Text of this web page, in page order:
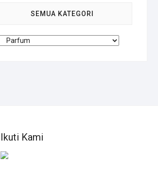
SEMUA KATEGORI
Ikuti Kami